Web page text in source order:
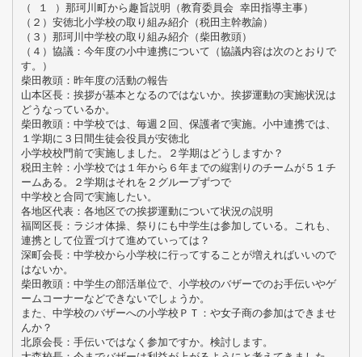
（ １ ）那珂川町から趣旨説明（教育委員会 幸田指導主事）
（２）安徳北小学校の取り組み紹介（税田主幹教諭）
（３）那珂川中学校の取り組み紹介（柴田教頭）
（４）協議：今年度の小中連携について（協議内容は次のとおりで
す。）
柴田教頭：昨年度の活動の報告
山本区長：挨拶が基本となるのではないか。挨拶運動の実施状況は
どうなっているか。
柴田教頭：中学校では、毎週２回、保護者で実施。小中連携では、
１学期に３日間生徒会役員が安徳北
小学校校門前で実施しました。２学期はどうしますか？
税田主幹：小学校では１年から６年までの縦割りのチームが５１チ
ームある。２学期はそれを２グループずつで
中学校と合同で実施したい。
各地区代表：各地区での挨拶運動について状況の説明
福岡区長：ラジオ体操、祭りにも中学生は参加している。これも、
連携として位置づけて進めていっては？
深町会長：中学校から小学校に行ってすることが増えればいいので
はないか。
柴田教頭：中学生の部活単位で、小学校のバザーでのお手伝いやゲ
ームコーナーなどできないでしょうか。
また、中学校のバザーへの小学校ＰＴ：や女子商の参加はできませ
んか？
北原会長：手伝いではなく参加ですか。検討します。